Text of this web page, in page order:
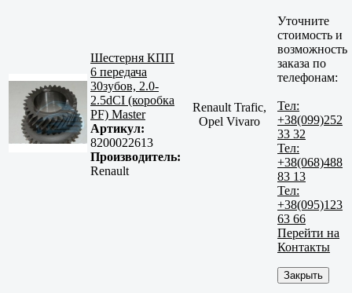
Шестерня КПП
6 передача
30зубов, 2.0-
2.5dCI (коробка
PF) Master
Артикул:
8200022613
Производитель:
Renault
Renault Trafic,
Opel Vivaro
Уточните
стоимость и
возможность
заказа по
телефонам:
Тел:
+38(099)252
33 32
Тел:
+38(068)488
83 13
Тел:
+38(095)123
63 66
Перейти на
Контакты
Закрыть